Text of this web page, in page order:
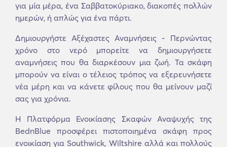
για μία μέρα, ένα Σαββατοκύριακο, διακοπές πολλών
ημερών, ή απλώς για ένα πάρτι.
Δημιουργήστε Αξέχαστες Αναμνήσεις - Περνώντας
χρόνο στο νερό μπορείτε να δημιουργήσετε
αναμνήσεις που θα διαρκέσουν μια ζωή. Τα σκάφη
μπορούν να είναι ο τέλειος τρόπος να εξερευνήσετε
νέα μέρη και να κάνετε φίλους που θα μείνουν μαζί
σας για χρόνια.
Η Πλατφόρμα Ενοικίασης Σκαφών Αναψυχής της
BednBlue προσφέρει πιστοποιημένα σκάφη προς
ενοικίαση για Southwick, Wiltshire αλλά και πολλούς